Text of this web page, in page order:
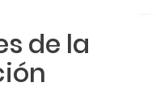
ha
¿Cómo
de la